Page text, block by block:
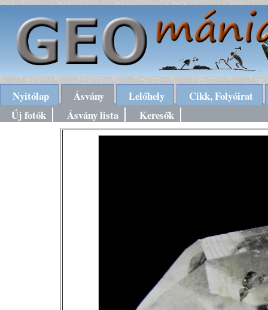
Nyitólap Ásvány Lelőhely
Cikk, Folyóirat
Új fotók
Ásvány lista Keresők